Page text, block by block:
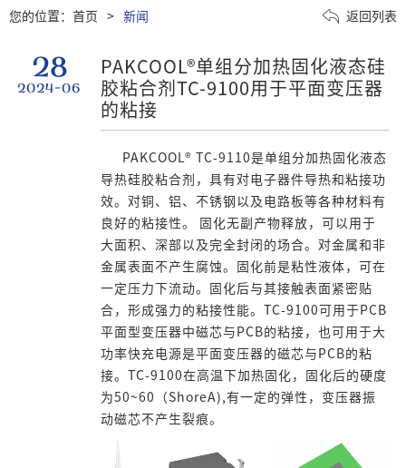
您的位置： 首页 > 新闻 返回列表
28
2024-06
PAKCOOL®单组分加热固化液态硅
胶粘合剂TC-9100用于平面变压器
的粘接
PAKCOOL® TC-9110是单组分加热固化液态
导热硅胶粘合剂，具有对电子器件导热和粘接功
效。对铜、铝、不锈钢以及电路板等各种材料有
良好的粘接性。 固化无副产物释放，可以用于
大面积、深部以及完全封闭的场合。对金属和非
金属表面不产生腐蚀。固化前是粘性液体，可在
一定压力下流动。固化后与其接触表面紧密贴
合，形成强力的粘接性能。TC-9100可用于PCB
平面型变压器中磁芯与PCB的粘接，也可用于大
功率快充电源是平面变压器的磁芯与PCB的粘
接。TC-9100在高温下加热固化，固化后的硬度
为50~60（ShoreA),有一定的弹性，变压器振
动磁芯不产生裂痕。